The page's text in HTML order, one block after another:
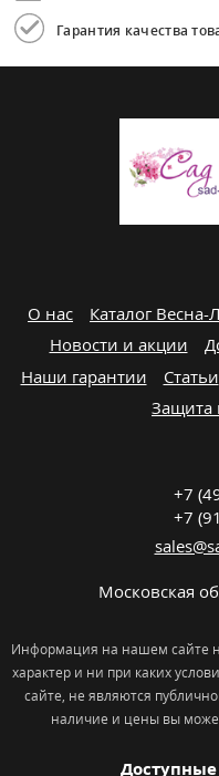
Гарантия качества
О нас Каталог Весна-
Новости и акции
Наши гарантии
Статьи
Защита
+7
+7
Московская
Информация на нашем сайте
характер и ни при каких
сайте, не являются
наличие и цены вы